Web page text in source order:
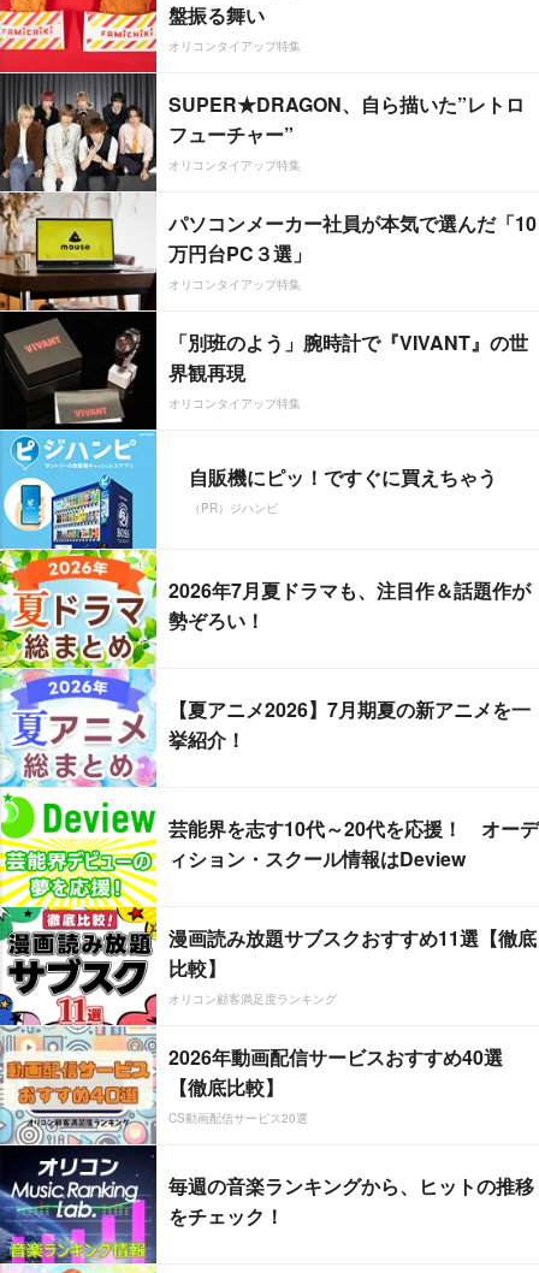
盤振る舞い
オリコンタイアップ特集
SUPER★DRAGON、自ら描いた”レトロ
フューチャー”
オリコンタイアップ特集
パソコンメーカー社員が本気で選んだ「10
万円台PC３選」
オリコンタイアップ特集
「別班のよう」腕時計で『VIVANT』の世
界観再現
オリコンタイアップ特集
自販機にピッ！ですぐに買えちゃう
（PR）ジハンピ
2026年7月夏ドラマも、注目作＆話題作が
勢ぞろい！
【夏アニメ2026】7月期夏の新アニメを一
挙紹介！
芸能界を志す10代～20代を応援！ オーデ
ィション・スクール情報はDeview
漫画読み放題サブスクおすすめ11選【徹底
比較】
オリコン顧客満足度ランキング
2026年動画配信サービスおすすめ40選
【徹底比較】
CS動画配信サービス20選
毎週の音楽ランキングから、ヒットの推移
をチェック！